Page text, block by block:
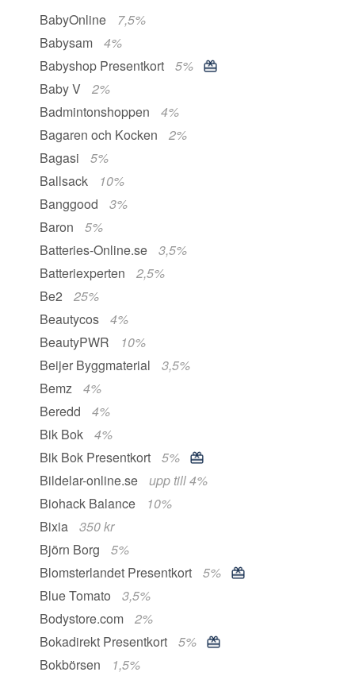
BabyOnline
7,5%
Babysam
4%
Babyshop Presentkort
5%
Baby V
2%
Badmintonshoppen
4%
Bagaren och Kocken
2%
Bagasi
5%
Ballsack
10%
Banggood
3%
Baron
5%
Batteries-Online.se
3,5%
Batteriexperten
2,5%
Be2
25%
Beautycos
4%
BeautyPWR
10%
Beijer Byggmaterial
3,5%
Bemz
4%
Beredd
4%
Bik Bok
4%
Bik Bok Presentkort
5%
Bildelar-online.se
upp till 4%
Biohack Balance
10%
Bixia
350 kr
Björn Borg
5%
Blomsterlandet Presentkort
5%
Blue Tomato
3,5%
Bodystore.com
2%
Bokadirekt Presentkort
5%
Bokbörsen
1,5%